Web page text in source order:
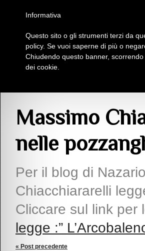
Insieme Per La
Massimo
nelle
Per il blog di
Chiacchiararelli
Cliccare sul link
legge :”
« Post precedente
Informativa
Questo sito o gli strumenti terzi da
policy. Se vuoi saperne di più o
Chiudendo questo banner,
dei cookie.